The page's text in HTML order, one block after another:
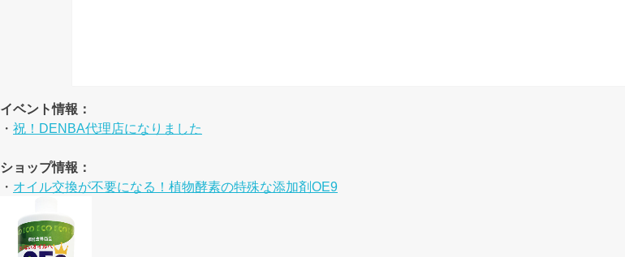
イベント情報：
・ 祝！DENBA代理店になりました
ショップ情報：
・ オイル交換が不要になる！植物酵素の特殊な添加剤OE9